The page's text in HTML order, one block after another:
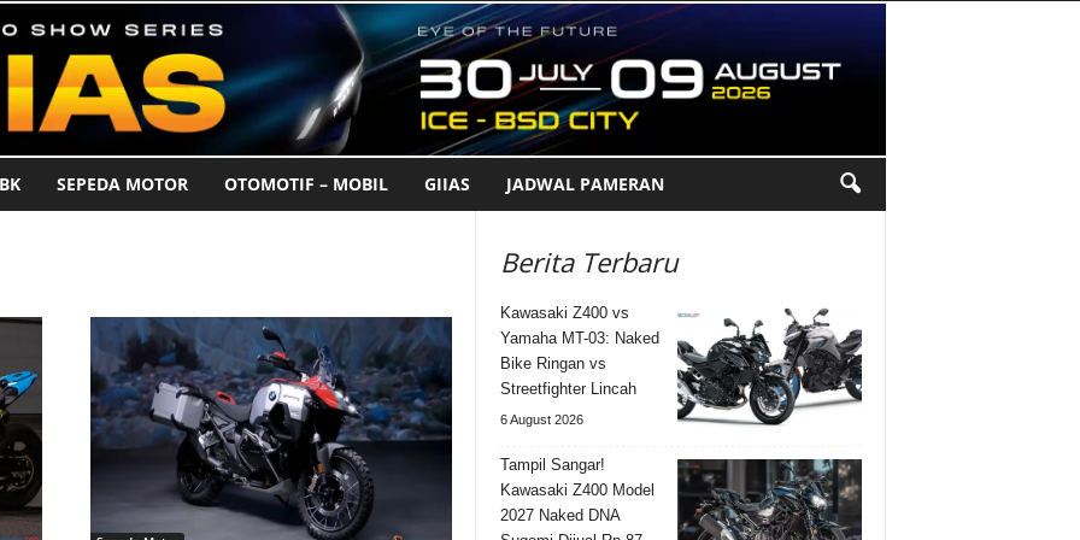
SEPEDA MOTOR OTOMOTIF – MOBIL GIIAS JADWAL PAMERAN
Berita Terbaru
Kawasaki Z400 vs
Yamaha MT-03: Naked
Bike Ringan vs
Streetfighter Lincah
6 August 2026
Tampil Sangar!
Kawasaki Z400 Model
2027 Naked DNA